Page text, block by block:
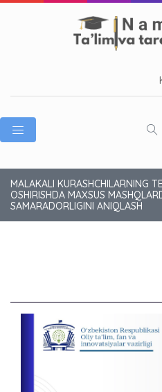
MALAKALI KURASHCHILARNING
OSHIRISHDA MAXSUS
SAMARADORLIGINI ANIQLASH